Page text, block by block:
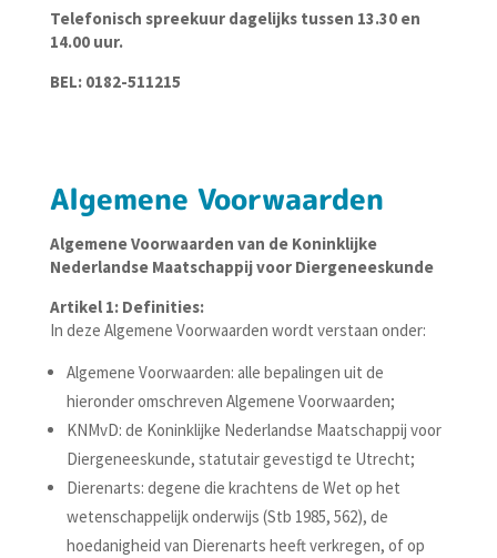
Telefonisch spreekuur dagelijks tussen 13.30 en
14.00 uur.
BEL: 0182-511215
Algemene Voorwaarden
Algemene Voorwaarden van de Koninklijke
Nederlandse Maatschappij voor Diergeneeskunde
Artikel 1: Definities:
In deze Algemene Voorwaarden wordt verstaan onder:
Algemene Voorwaarden: alle bepalingen uit de
hieronder omschreven Algemene Voorwaarden;
KNMvD: de Koninklijke Nederlandse Maatschappij voor
Diergeneeskunde, statutair gevestigd te Utrecht;
Dierenarts: degene die krachtens de Wet op het
wetenschappelijk onderwijs (Stb 1985, 562), de
hoedanigheid van Dierenarts heeft verkregen, of op